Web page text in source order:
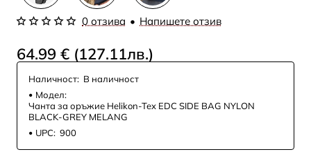
0 отзива • Напишете отзив
64.99 € (127.11лв.)
Наличност: В наличност
Модел:
Чанта за оръжие Helikon-Tex EDC SIDE BAG NYLON
BLACK-GREY MELANG
UPC: 900